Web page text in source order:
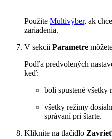
Použite Multivýber, ak
zariadenia.
V sekcii Parametre
Podľa predvolených
keď:
boli spustené všetky
všetky režimy
správaní pri štarte.
Kliknite na tlačidlo